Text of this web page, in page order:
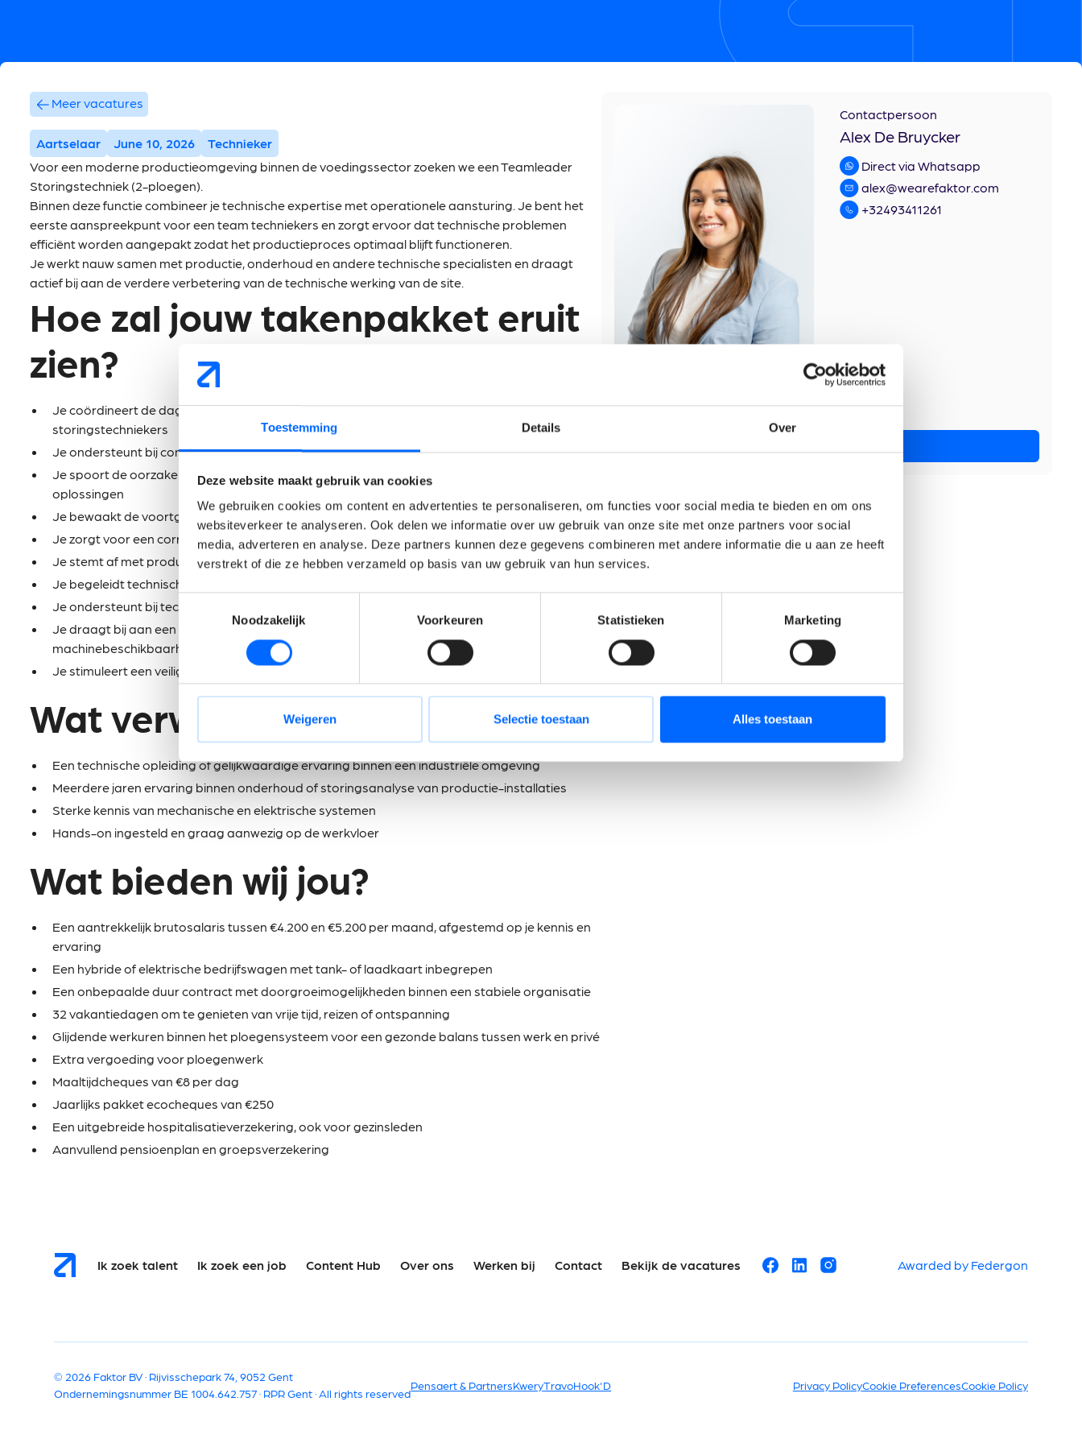
Toestemming Details Over
Deze website maakt gebruik van cookies
We gebruiken cookies om content en advertenties te personaliseren, om functies voor social media te bieden en om ons
websiteverkeer te analyseren. Ook delen we informatie over uw gebruik van onze site met onze partners voor social
media, adverteren en analyse. Deze partners kunnen deze gegevens combineren met andere informatie die u aan ze heeft
verstrekt of die ze hebben verzameld op basis van uw gebruik van hun services.
Noodzakelijk
Voorkeuren Statistieken Marketing
Weigeren Selectie toestaan Alles toestaan
Meer vacatures
Aartselaar June 10, 2026
Technieker
Voor een moderne productieomgeving binnen de voedingssector zoeken we een Teamleader
Storingstechniek (2-ploegen).
Binnen deze functie combineer je technische expertise met operationele aansturing. Je bent het
eerste aanspreekpunt voor een team techniekers en zorgt ervoor dat technische problemen
efficiënt worden aangepakt zodat het productieproces optimaal blijft functioneren.
Je werkt nauw samen met productie, onderhoud en andere technische specialisten en draagt
actief bij aan de verdere verbetering van de technische werking van de site.
Hoe zal jouw takenpakket eruit
zien?
Je coördineert de dagelijkse werkzaamheden van een team onderhouds- en
storingstechniekers
Je ondersteunt bij complexe technische interventies en biedt technische expertise waar nodig
Je spoort de oorzaken van terugkerende defecten op en werkt mee aan duurzame
oplossingen
Je bewaakt de voortgang en kwaliteit van uitgevoerde technische werkzaamheden
Je zorgt voor een correcte registratie en opvolging van interventies
Je stemt af met productie om technische stilstanden tot een minimum te beperken
Je begeleidt technische verbeterprojecten gericht op betrouwbaarheid en efficiëntie
Je ondersteunt bij technische aanpassingen, nieuwe installaties en optimalisatietrajecten
Je draagt bij aan een preventieve onderhoudsaanpak en verhoogde
machinebeschikbaarheid
Je stimuleert een veilige en gestructureerde manier van werken binnen het team
Wat verwachten wij van jou?
Een technische opleiding of gelijkwaardige ervaring binnen een industriële omgeving
Meerdere jaren ervaring binnen onderhoud of storingsanalyse van productie-installaties
Sterke kennis van mechanische en elektrische systemen
Hands-on ingesteld en graag aanwezig op de werkvloer
Wat bieden wij jou?
Een aantrekkelijk brutosalaris tussen €4.200 en €5.200 per maand, afgestemd op je kennis en
ervaring
Een hybride of elektrische bedrijfswagen met tank- of laadkaart inbegrepen
Een onbepaalde duur contract met doorgroeimogelijkheden binnen een stabiele organisatie
32 vakantiedagen om te genieten van vrije tijd, reizen of ontspanning
Glijdende werkuren binnen het ploegensysteem voor een gezonde balans tussen werk en privé
Extra vergoeding voor ploegenwerk
Maaltijdcheques van €8 per dag
Jaarlijks pakket ecocheques van €250
Een uitgebreide hospitalisatieverzekering, ook voor gezinsleden
Aanvullend pensioenplan en groepsverzekering
Contactpersoon
Alex De Bruycker
Direct via Whatsapp
alex@wearefaktor.com
+32493411261
Ik zoek talent Ik zoek een job Content Hub Over ons Werken bij Contact Bekijk de vacatures Awarded by Federgon
© 2026 Faktor BV · Rijvisschepark 74, 9052 Gent
Ondernemingsnummer BE 1004.642.757 · RPR Gent · All rights reserved
Pensaert & PartnersKweryTravoHook'D Privacy PolicyCookie PreferencesCookie Policy